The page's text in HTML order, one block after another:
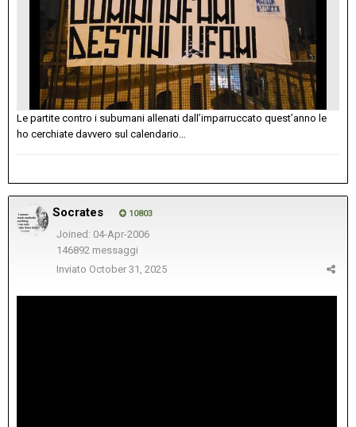
Le partite contro i subumani allenati dall’imparruccato quest’anno le
ho cerchiate davvero sul calendario…
Socrates 10803
Joined: 04-Apr-2006
146892 messaggi
Inviato October 31, 2025